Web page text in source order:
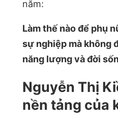
năm:
Làm thế nào để phụ
sự nghiệp mà không
năng lượng và đời
Nguyễn Thị
nền tảng của